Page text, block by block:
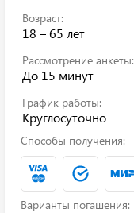
Возраст:
18 – 65 лет
Рассмотрение анкеты:
До 15 минут
График работы:
Круглосуточно
Способы получения:
Варианты погашения: